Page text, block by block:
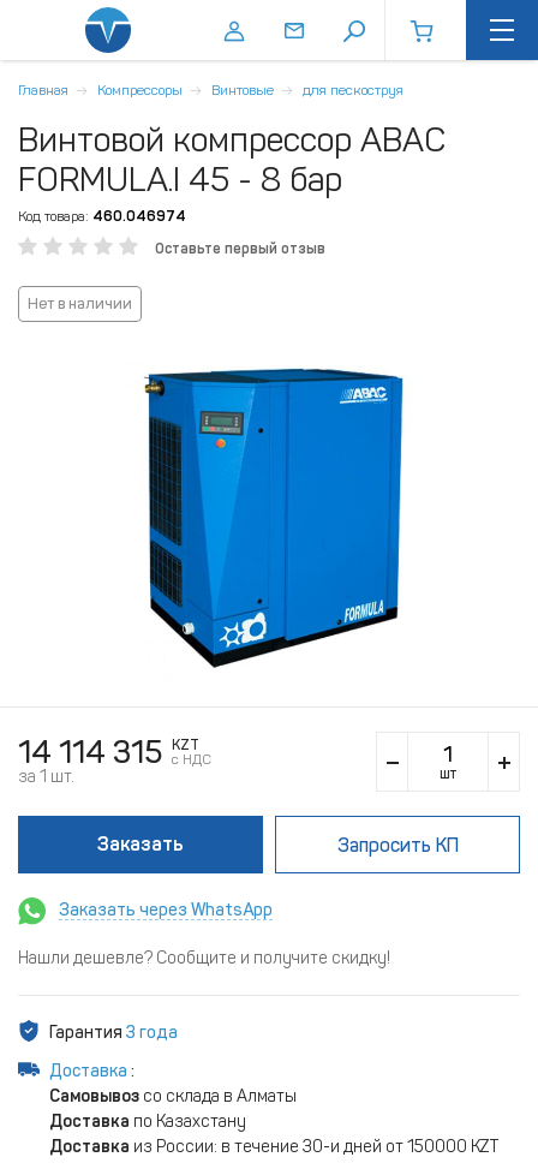
Главная Компрессоры Винтовые для пескоструя
Винтовой компрессор ABAC
FORMULA.I 45 - 8 бар
Код товара: 460.046974
Оставьте первый отзыв
Нет в наличии
14 114 315
KZT
c НДС
за 1 шт. шт
Заказать Запросить КП
Заказать через WhatsApp
Нашли дешевле? Сообщите и получите скидку!
Гарантия 3 года
Доставка :
Самовывоз со склада в Алматы
Доставка по Казахстану
Доставка из России: в течение 30-и дней от 150000 KZT